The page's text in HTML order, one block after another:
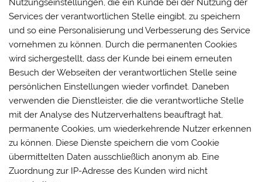
Nutzungseinstellungen, die ein Kunde bei der Nutzung der
Services der verantwortlichen Stelle eingibt, zu speichern
und so eine Personalisierung und Verbesserung des Service
vornehmen zu können. Durch die permanenten Cookies
wird sichergestellt, dass der Kunde bei einem erneuten
Besuch der Webseiten der verantwortlichen Stelle seine
persönlichen Einstellungen wieder vorfindet. Daneben
verwenden die Dienstleister, die die verantwortliche Stelle
mit der Analyse des Nutzerverhaltens beauftragt hat,
permanente Cookies, um wiederkehrende Nutzer erkennen
zu können. Diese Dienste speichern die vom Cookie
übermittelten Daten ausschließlich anonym ab. Eine
Zuordnung zur IP-Adresse des Kunden wird nicht